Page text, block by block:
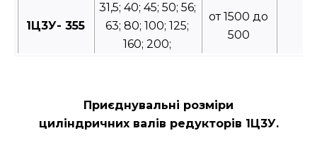
1Ц3У- 355
31,5; 40; 45; 50; 56;
63; 80; 100; 125;
160; 200;
от 1500 до
500
Приєднувальні розміри
циліндричних валів редукторів 1Ц3У.